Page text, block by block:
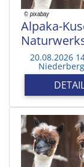
Alpaka-
20.08.2026